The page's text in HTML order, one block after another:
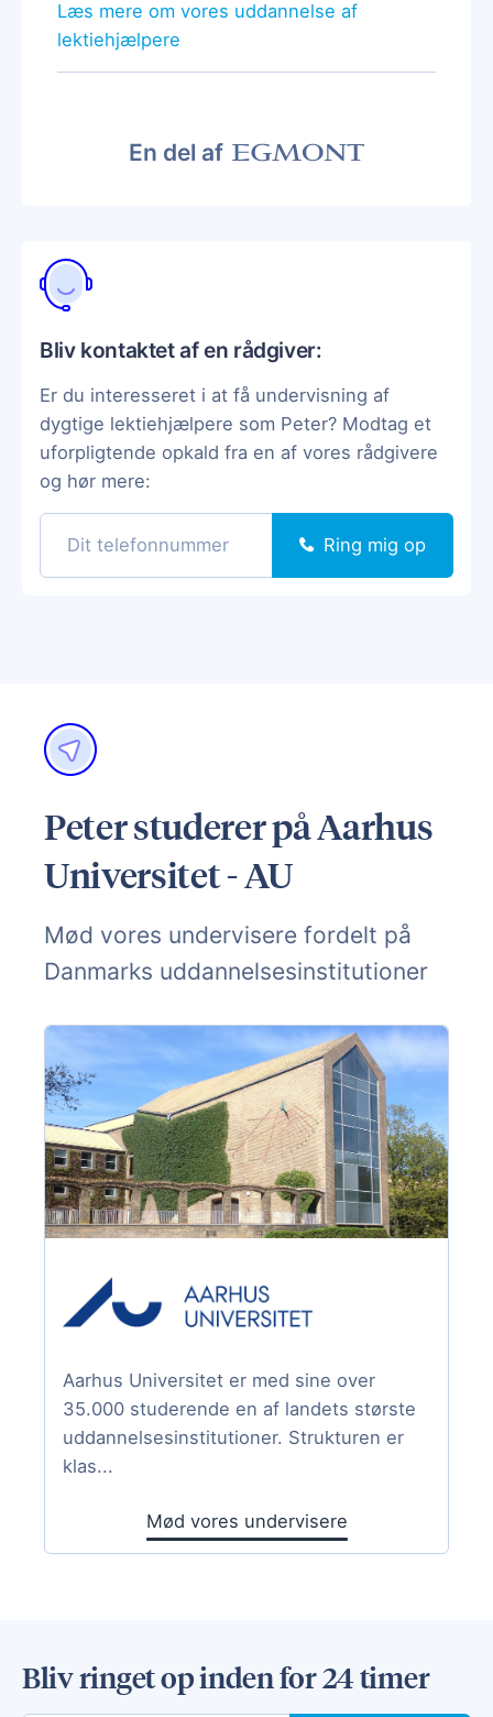
Læs mere om vores uddannelse af
lektiehjælpere
En del af
Bliv kontaktet af en rådgiver:
Er du interesseret i at få undervisning af
dygtige lektiehjælpere som Peter? Modtag et
uforpligtende opkald fra en af vores rådgivere
og hør mere:
Ring mig op
Peter studerer på Aarhus
Universitet - AU
Mød vores undervisere fordelt på
Danmarks uddannelsesinstitutioner
Aarhus Universitet er med sine over
35.000 studerende en af landets største
uddannelsesinstitutioner. Strukturen er
klas...
Mød vores undervisere
Bliv ringet op inden for 24 timer